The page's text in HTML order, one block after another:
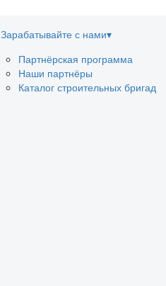
Зарабатывайте с нами▾
Партнёрская программа
Наши партнёры
Каталог строительных бригад